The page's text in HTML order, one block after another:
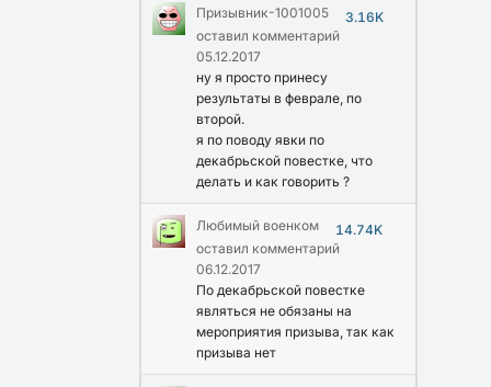
Призывник-1001005
3.16K
оставил комментарий
05.12.2017
ну я просто принесу
результаты в феврале, по
второй.
я по поводу явки по
декабрьской повестке, что
делать и как говорить ?
Любимый военком
14.74K
оставил комментарий
06.12.2017
По декабрьской повестке
являться не обязаны на
мероприятия призыва, так как
призыва нет